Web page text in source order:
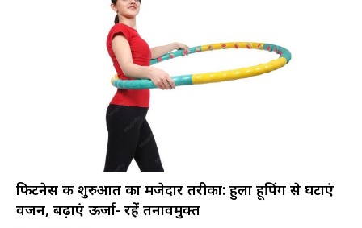
फिटनेस की शुरुआत का मजेदार तरीका: हुला हूपिंग से घटाएं
वजन, बढ़ाएं ऊर्जा- रहें तनावमुक्त